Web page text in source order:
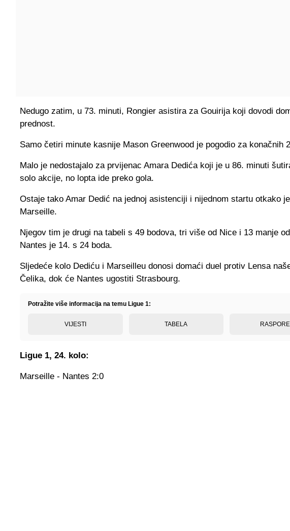
Nedugo zatim, u 73. minuti, Rongier asistira za Gouirija koji dovodi
prednost.
Samo četiri minute kasnije Mason Greenwood je pogodio za konačnih
Malo je nedostajalo za prvijenac Amara Dedića koji je u 86. minuti
solo akcije, no lopta ide preko gola.
Ostaje tako Amar Dedić na jednoj asistenciji i nijednom startu otkako
Marseille.
Njegov tim je drugi na tabeli s 49 bodova, tri više od Nice i 13 manje
Nantes je 14. s 24 boda.
Sljedeće kolo Dediću i Marseilleu donosi domaći duel protiv Lensa
Čelika, dok će Nantes ugostiti Strasbourg.
Potražite više informacija na temu Ligue 1:
VIJESTI TABELA
Ligue 1, 24. kolo:
Marseille - Nantes 2:0